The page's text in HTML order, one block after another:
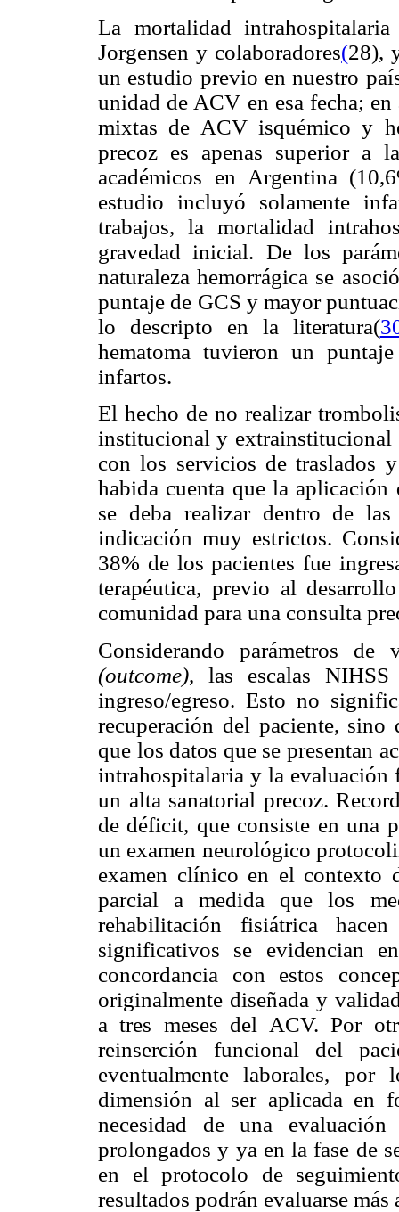
La mortalidad
Jorgensen y colaboradores(28),
un estudio previo en nuestro
unidad de ACV en esa fecha;
mixtas de ACV isquémico y
precoz es apenas superior a
académicos en Argentina
estudio incluyó solamente
trabajos, la mortalidad
gravedad inicial. De los
naturaleza hemorrágica se
puntaje de GCS y mayor
lo descripto en la literatura(
hematoma tuvieron un
infartos.
El hecho de no realizar
institucional y extrainstitucional
con los servicios de traslados
habida cuenta que la
se deba realizar dentro de
indicación muy estrictos.
38% de los pacientes fue
terapéutica, previo al
comunidad para una consulta
Considerando parámetros
(outcome), las escalas
ingreso/egreso. Esto no
recuperación del paciente, sino
que los datos que se presentan
intrahospitalaria y la evaluación
un alta sanatorial precoz.
de déficit, que consiste en una
un examen neurológico
examen clínico en el contexto
parcial a medida que los
rehabilitación fisiátrica
significativos se evidencian
concordancia con estos
originalmente diseñada y
a tres meses del ACV. Por
reinserción funcional del
eventualmente laborales,
dimensión al ser aplicada en
necesidad de una
prolongados y ya en la fase de
en el protocolo de
resultados podrán evaluarse más